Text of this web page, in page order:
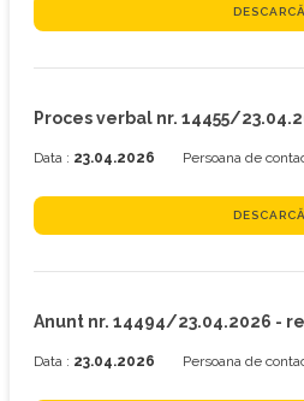
DESCARCĂ
Proces verbal nr. 14455/
Data : 23.04.2026 Persoana de
DESCARCĂ
Anunt nr. 14494/23.04.2026 -
Data : 23.04.2026 Persoana de